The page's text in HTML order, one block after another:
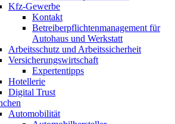
Kfz-Gewerbe
Kontakt
Betreiberpflichtenmanagement für
Autohaus und Werkstatt
Arbeitsschutz und Arbeitssicherheit
Versicherungswirtschaft
Expertentipps
Hotellerie
Digital Trust
Automobilität